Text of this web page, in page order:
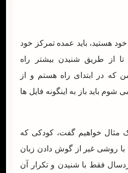
هستید، باید عمده تمرکز خود
تا از طریق شنیدن بیشتر راه
من که در ابتدای راه هستم و از
باید باز به اینگونه فایل ها
مثال خواهیم گفت، کودکی که
با روشی غیر از گوش دادن زبان
فقط با شنیدن و تکرار آن